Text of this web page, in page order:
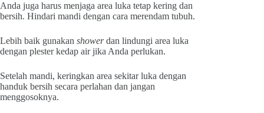
Anda juga harus menjaga area luka tetap kering dan
bersih. Hindari mandi dengan cara merendam tubuh.
Lebih baik gunakan showerdan lindungi area luka
dengan plester kedap air jika Anda perlukan.
Setelah mandi, keringkan area sekitar luka dengan
handuk bersih secara perlahan dan jangan
menggosoknya.